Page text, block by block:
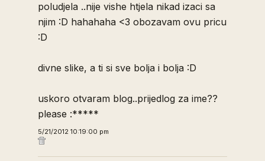
poludjela ..nije vishe htjela nikad izaci sa
njim :D hahahaha <3 obozavam ovu pricu
:D
divne slike, a ti si sve bolja i bolja :D
uskoro otvaram blog..prijedlog za ime??
please :*****
5/21/2012 10:19:00 pm